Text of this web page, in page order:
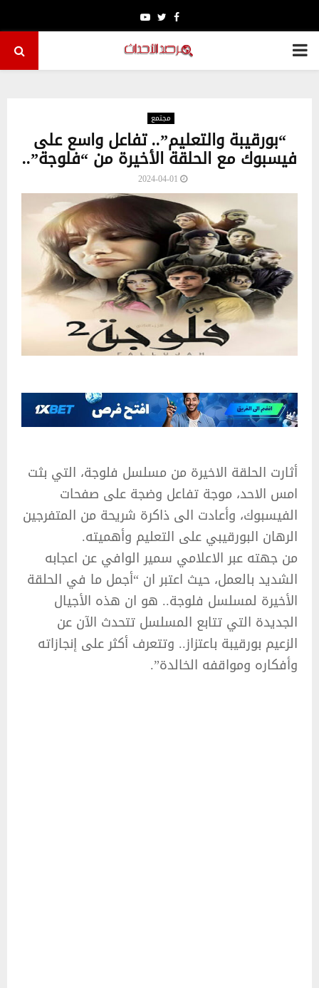
Facebook
Twitter
Youtube
PRIMARY
مجتمع
“بورقيبة والتعليم”.. تفاعل واسع على
فيسبوك مع الحلقة الأخيرة من “فلوجة”..
2024-04-01
أثارت الحلقة الاخيرة من مسلسل فلوجة، التي بثت
امس الاحد، موجة تفاعل وضجة على صفحات
الفيسبوك، وأعادت الى ذاكرة شريحة من المتفرجين
الرهان البورقيبي على التعليم وأهميته.
من جهته عبر الاعلامي سمير الوافي عن اعجابه
الشديد بالعمل، حيث اعتبر ان “أجمل ما في الحلقة
الأخيرة لمسلسل فلوجة.. هو ان هذه الأجيال
الجديدة التي تتابع المسلسل تتحدث الآن عن
الزعيم بورقيبة باعتزاز.. وتتعرف أكثر على إنجازاته
وأفكاره ومواقفه الخالدة”.